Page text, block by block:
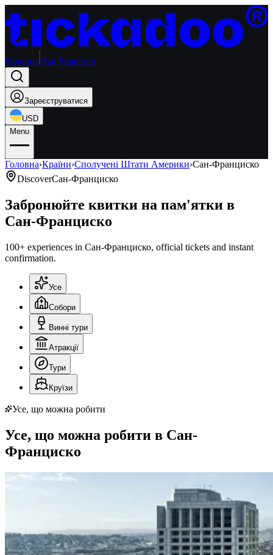
Головна San Francisco
Зареєструватися
USD
Menu
Головна›Країни›Сполучені Штати Америки›Сан-Франциско
DiscoverСан-Франциско
Забронюйте квитки на пам'ятки в
Сан-Франциско
100+ experiences in Сан-Франциско, official tickets and instant
confirmation.
Усе
Собори
Винні тури
Атракції
Тури
Круїзи
Усе, що можна робити
Усе, що можна робити в Сан-
Франциско